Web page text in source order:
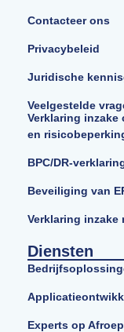
Contacteer ons
Privacybeleid
Juridische
Veelgestelde
Verklaring inzake
en
BPC/DR-
Beveiliging van
Verklaring
Diensten
Experts op Afroep